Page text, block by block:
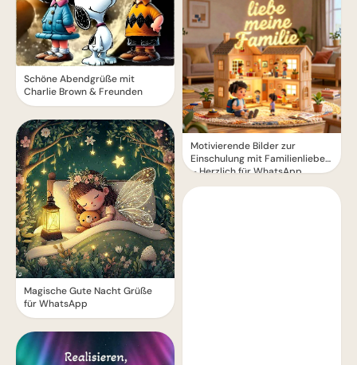
Schöne Abendgrüße mit
Charlie Brown & Freunden
Magische Gute Nacht Grüße
für WhatsApp
Motivierende Bilder zur
Einschulung mit Familienliebe
– Herzlich für WhatsApp